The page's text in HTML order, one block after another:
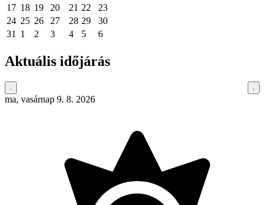
17 18 19 20 21 22
23
24 25 26 27 28 29
30
31
1 2 3 4 5 6
Aktuális időjárás
ma, vasárnap 9. 8. 2026